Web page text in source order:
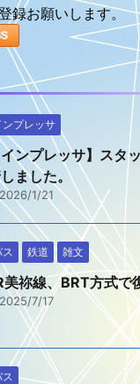
録お願いします。
ンプレッサ
インプレッサ】スタ
ました。
2026/1/21
ス 鉄道 雑文
美祢線、BRT方式で
2025/7/17
ス